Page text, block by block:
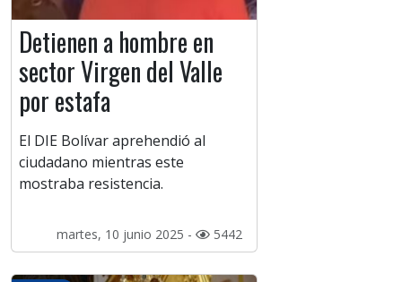
Detienen a hombre en
sector Virgen del Valle
por estafa
El DIE Bolívar aprehendió al
ciudadano mientras este
mostraba resistencia.
martes, 10 junio 2025 - 5442